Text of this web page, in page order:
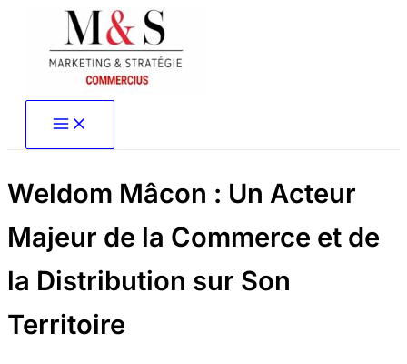
contenu
Weldom Mâcon : Un Acteur
Majeur de la Commerce et de
la Distribution sur Son
Territoire